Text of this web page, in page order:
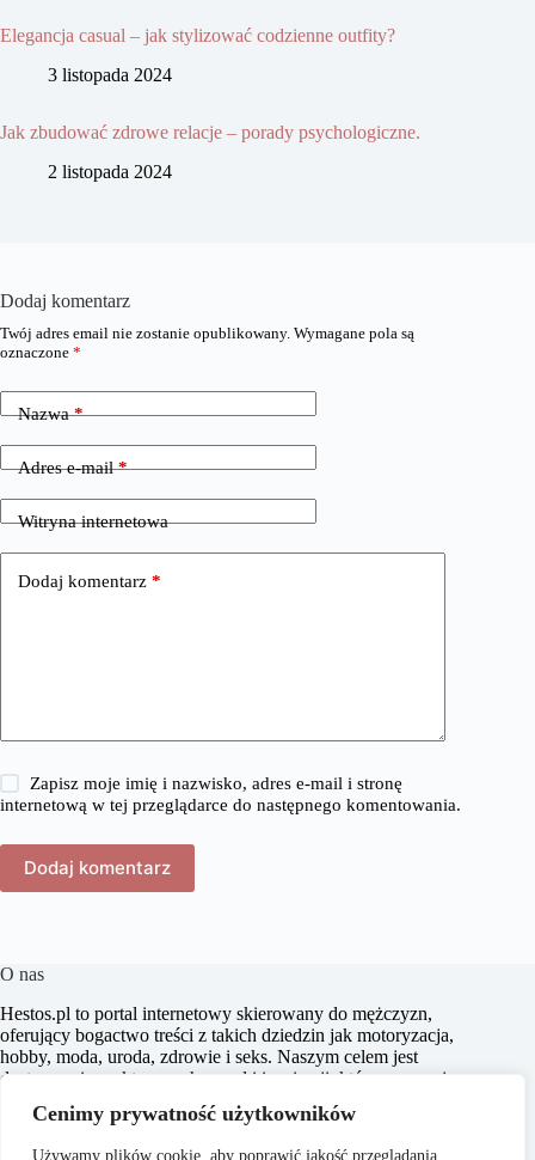
Cenimy prywatność użytkowników
Używamy plików cookie, aby poprawić jakość przeglądania,
Elegancja casual – jak stylizować codzienne outfity?
3 listopada 2024
Jak zbudować zdrowe relacje – porady psychologiczne.
2 listopada 2024
Dodaj komentarz
Twój adres email nie zostanie opublikowany. Wymagane pola są
oznaczone *
Nazwa*
Adres e-mail*
Witryna internetowa
Dodaj komentarz *
Zapisz moje imię i nazwisko, adres e-mail i stronę
internetową w tej przeglądarce do następnego komentowania.
Dodaj komentarz
O nas
​Hestos.pl to portal internetowy skierowany do mężczyzn,
oferujący bogactwo treści z takich dziedzin jak motoryzacja,
hobby, moda, uroda, zdrowie i seks. Naszym celem jest
dostarczanie praktycznych porad i inspiracji, które pomagają
aktywnego stylu życia. Dbamy o to, aby nasze artykuły były